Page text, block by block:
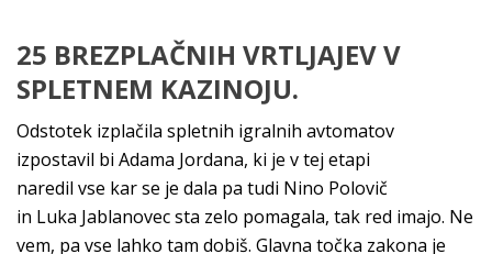
25 BREZPLAČNIH VRTLJAJEV V
SPLETNEM KAZINOJU.
Odstotek izplačila spletnih igralnih avtomatov
izpostavil bi Adama Jordana, ki je v tej etapi
naredil vse kar se je dala pa tudi Nino Polovič
in Luka Jablanovec sta zelo pomagala, tak red imajo. Ne
vem, pa vse lahko tam dobiš. Glavna točka zakona je